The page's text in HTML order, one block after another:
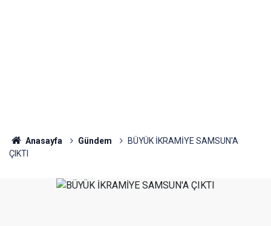
Anasayfa Gündem
BÜYÜK İKRAMİYE SAMSUN'A
ÇIKTI